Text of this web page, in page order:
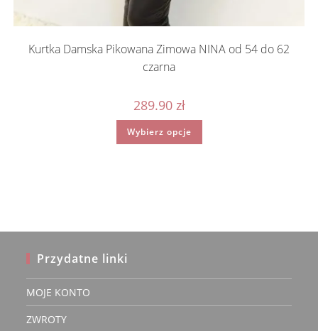
Kurtka Damska Pikowana Zimowa NINA od 54 do 62
czarna
289.90 zł
Wybierz opcje
Ten
ma
Przydatne linki
MOJE KONTO
ZWROTY